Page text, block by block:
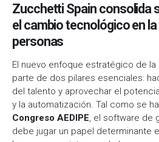
Zucchetti Spain consolida
el cambio tecnológico en
personas
El nuevo enfoque estratégico de
parte de dos pilares esenciales:
del talento y aprovechar el
y la automatización. Tal como se
Congreso AEDIPE, el software de
debe jugar un papel determinante